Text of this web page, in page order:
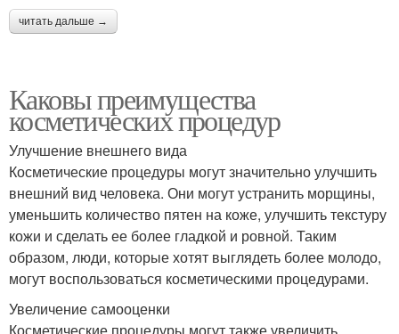
читать дальше →
Каковы преимущества
косметических процедур
Улучшение внешнего вида
Косметические процедуры могут значительно улучшить
внешний вид человека. Они могут устранить морщины,
уменьшить количество пятен на коже, улучшить текстуру
кожи и сделать ее более гладкой и ровной. Таким
образом, люди, которые хотят выглядеть более молодо,
могут воспользоваться косметическими процедурами.
Увеличение самооценки
Косметические процедуры могут также увеличить